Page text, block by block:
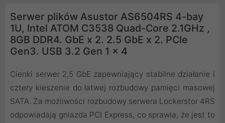
Serwer plików Asustor AS6504RS 4-bay
1U, Intel ATOM C3538 Quad-Core 2.1GHz ,
8GB DDR4. GbE x 2. 2.5 GbE x 2. PCIe
Gen3. USB 3.2 Gen 1 x 4
Cienki serwer 2,5 GbE zapewniający stabilne działanie i
cztery kieszenie do łatwej rozbudowy pamięci masowej
SATA. Za możliwości rozbudowy serwera Lockerstor 4RS
odpowiadają gniazda PCI Express, co sprawia, że jest to